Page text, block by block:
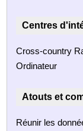
Centres
Cross-country
Ordinateur
Atouts et
Réunir les